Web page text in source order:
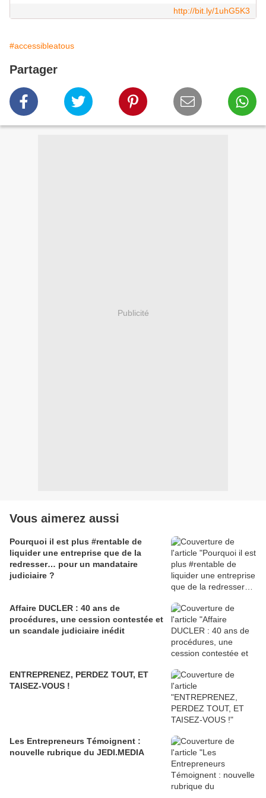
http://bit.ly/1uhG5K3
#accessibleatous
Partager
Publicité
Vous aimerez aussi
Pourquoi il est plus #rentable de
liquider une entreprise que de la
redresser… pour un mandataire
judiciaire ?
Affaire DUCLER : 40 ans de
procédures, une cession contestée et
un scandale judiciaire inédit
ENTREPRENEZ, PERDEZ TOUT, ET
TAISEZ-VOUS !
Les Entrepreneurs Témoignent :
nouvelle rubrique du JEDI.MEDIA